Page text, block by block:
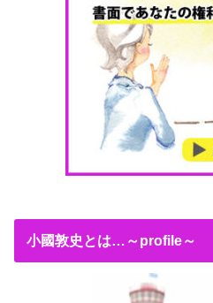
小國敦史とは…～profile～